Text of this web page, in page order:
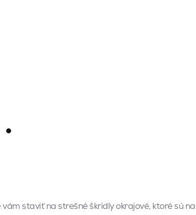
staviť na strešné škridly okrajové, ktoré sú